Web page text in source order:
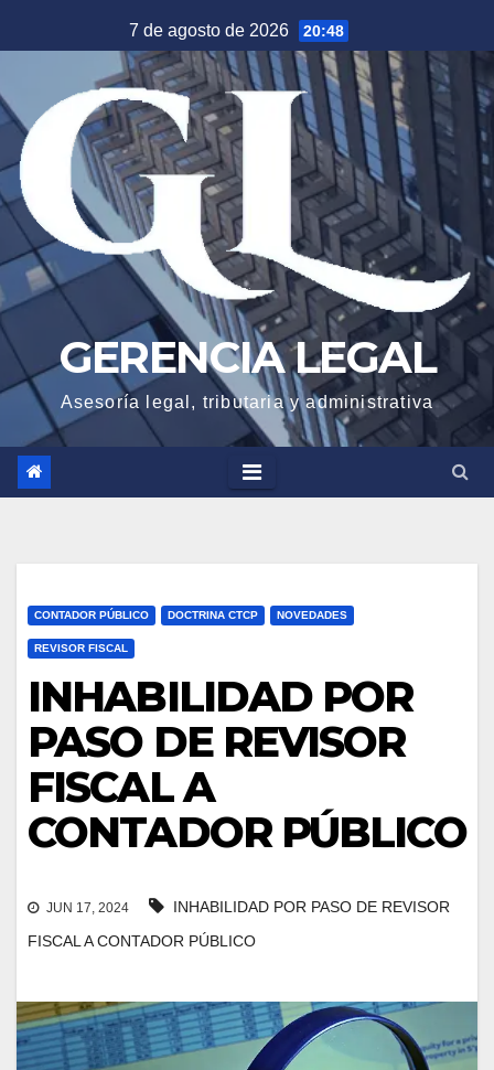
al
7 de agosto de 2026 20:48
GERENCIA LEGAL
Asesoría legal, tributaria y administrativa
CONTADOR PÚBLICO DOCTRINA CTCP NOVEDADES
REVISOR FISCAL
INHABILIDAD POR
PASO DE REVISOR
FISCAL A
CONTADOR PÚBLICO
JUN 17, 2024
INHABILIDAD POR PASO DE REVISOR
FISCAL A CONTADOR PÚBLICO